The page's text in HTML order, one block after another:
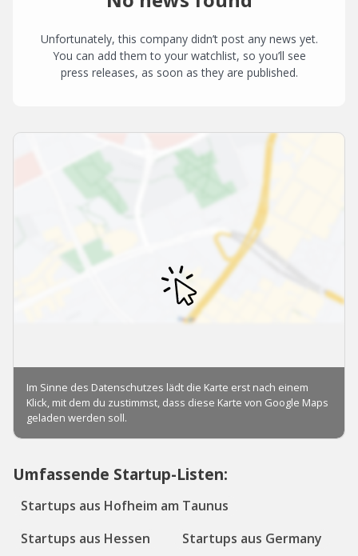
Unfortunately, this company didn’t post any news yet.
You can add them to your watchlist, so you’ll see
press releases, as soon as they are published.
Umfassende Startup-Listen:
Startups aus Hofheim am Taunus
Startups aus Hessen
Startups aus Germany